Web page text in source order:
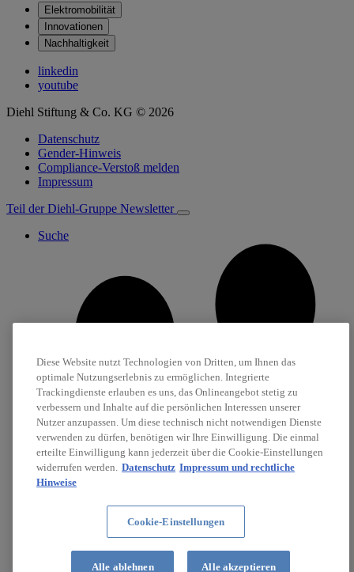
Elektromobilität
Innovationen
Nachhaltigkeit
linkedin
youtube
Diehl Stiftung & Co. KG © 2026
Datenschutz
Gender-Hinweis
Compliance-Verstoß melden
Impressum
Teil der Diehl-Gruppe Newsletter
Suche
Diese Website nutzt Technologien von Dritten, um Ihnen das
optimale Nutzungserlebnis zu ermöglichen. Integrierte
Trackingdienste erlauben es uns, das Onlineangebot stetig zu
verbessern und Inhalte auf die persönlichen Interessen unserer
Nutzer anzupassen. Um diese technisch nicht notwendigen Dienste
verwenden zu dürfen, benötigen wir Ihre Einwilligung. Die einmal
erteilte Einwilligung kann jederzeit über die Cookie-Einstellungen
widerrufen werden. Datenschutz Impressum und rechtliche
Hinweise
Cookie-Einstellungen
Alle ablehnen Alle akzeptieren